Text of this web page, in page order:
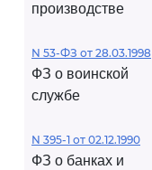
производстве
N 53-ФЗ от 28.03.1998
ФЗ о воинской
службе
N 395-1 от 02.12.1990
ФЗ о банках и